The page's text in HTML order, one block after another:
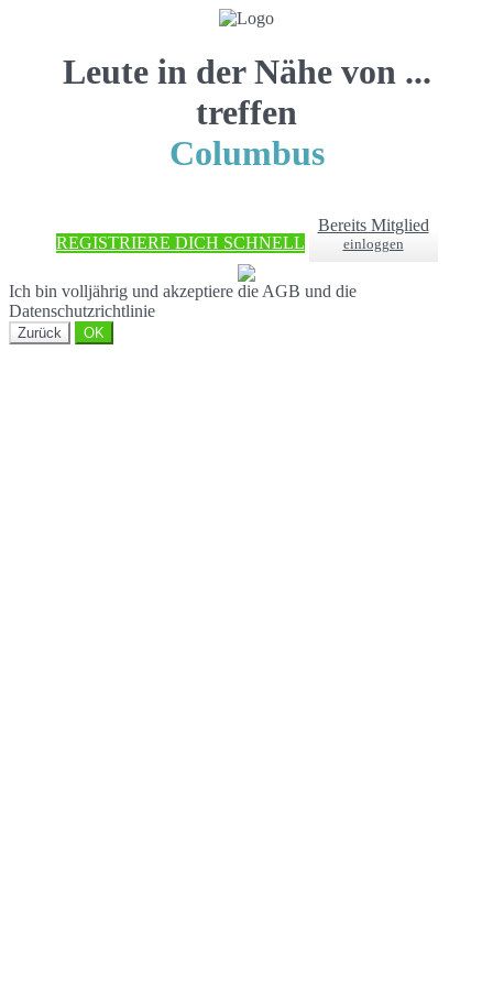
Leute in der Nähe von ...
treffen
Columbus
REGISTRIERE DICH SCHNELL
Bereits Mitglied
einloggen
Ich bin volljährig und akzeptiere die AGB und die
Datenschutzrichtlinie
Zurück OK